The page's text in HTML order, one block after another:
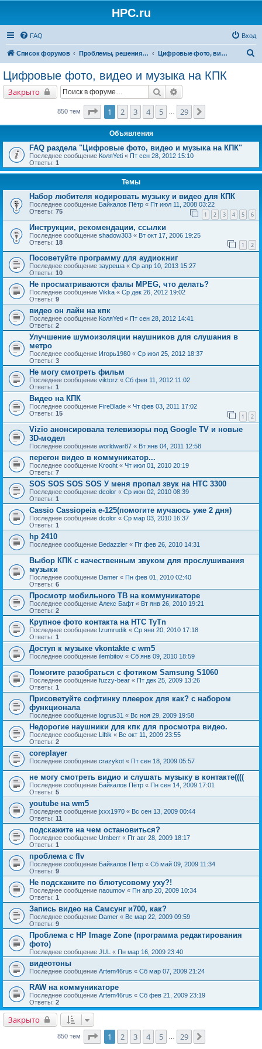
HPC.ru
FAQ Вход
Список форумов Проблемы, решения, советы Цифровые фото, видео и музыка на КПК
Цифровые фото, видео и музыка на КПК
Закрыто Поиск
850 тем Страница1 из
1 2 3 4 5 29
Объявления
FAQ раздела "Цифровые фото, видео и музыка на КПК"
Последнее сообщение КоляYeti « Пт сен 28, 2012 15:10
Ответы: 1
Темы
Набор любителя кодировать музыку и видео для КПК
Последнее сообщение Байкалов Пётр « Пт июл 11, 2008 03:22
Ответы: 75 1 2 3 4 5 6
Инструкции, рекомендации, ссылки
Последнее сообщение shadow303 « Вт окт 17, 2006 19:25
Ответы: 18 1 2
Посоветуйте программу для аудиокниг
Последнее сообщение зауреша « Ср апр 10, 2013 15:27
Ответы: 10
Не просматриваются фалы MPEG, что делать?
Последнее сообщение Vikka « Ср дек 26, 2012 19:02
Ответы: 9
видео он лайн на кпк
Последнее сообщение КоляYeti « Пт сен 28, 2012 14:41
Ответы: 2
Улучшение шумоизоляции наушников для слушания в
метро
Последнее сообщение Игорь1980 « Ср июл 25, 2012 18:37
Ответы: 3
Не могу смотреть фильм
Последнее сообщение viktorz « Сб фев 11, 2012 11:02
Ответы: 1
Видео на КПК
Последнее сообщение FireBlade « Чт фев 03, 2011 17:02
Ответы: 15 1 2
Vizio анонсировала телевизоры под Google TV и новые
3D-модел
Последнее сообщение worldwar87 « Вт янв 04, 2011 12:58
перегон видео в коммуникатор...
Последнее сообщение Krooht « Чт июл 01, 2010 20:19
Ответы: 7
SOS SOS SOS SOS У меня пропал звук на HTC 3300
Последнее сообщение dcolor « Ср июн 02, 2010 08:39
Ответы: 1
Cassio Cassiopeia e-125(помогите мучаюсь уже 2 дня)
Последнее сообщение dcolor « Ср мар 03, 2010 16:37
Ответы: 1
hp 2410
Последнее сообщение Bedazzler « Пт фев 26, 2010 14:31
Выбор КПК с качественным звуком для прослушивания
музыки
Последнее сообщение Damer « Пн фев 01, 2010 02:40
Ответы: 6
Просмотр мобильного ТВ на коммуникаторе
Последнее сообщение Алекс Бафт « Вт янв 26, 2010 19:21
Ответы: 2
Крупное фото контакта на HTC TyTn
Последнее сообщение Izumrudik « Ср янв 20, 2010 17:18
Ответы: 1
Доступ к музыке vkontakte с wm5
Последнее сообщение ilembitov « Сб янв 09, 2010 18:59
Помогите разобраться с фотиком Samsung S1060
Последнее сообщение fuzzy-bear « Пт дек 25, 2009 13:26
Ответы: 1
Присоветуйте софтинку плеерок для как? с набором
функционала
Последнее сообщение logrus31 « Вс ноя 29, 2009 19:58
Недорогие наушники для кпк для просмотра видео.
Последнее сообщение Liftik « Вс окт 11, 2009 23:55
Ответы: 2
coreplayer
Последнее сообщение crazykot « Пт сен 18, 2009 05:57
не могу смотреть видио и слушать музыку в контакте((((
Последнее сообщение Байкалов Пётр « Пн сен 14, 2009 17:01
Ответы: 5
youtube на wm5
Последнее сообщение jxxx1970 « Вс сен 13, 2009 00:44
Ответы: 11
подскажите на чем остановиться?
Последнее сообщение Umberr « Пт авг 28, 2009 18:17
Ответы: 1
проблема с flv
Последнее сообщение Байкалов Пётр « Сб май 09, 2009 11:34
Ответы: 9
Не подскажите по блютусовому уху?!
Последнее сообщение naoumov « Пн апр 20, 2009 10:34
Ответы: 1
Запись видео на Самсунг и700, как?
Последнее сообщение Damer « Вс мар 22, 2009 09:59
Ответы: 9
Проблема с HP Image Zone (программа редактирования
фото)
Последнее сообщение JUL « Пн мар 16, 2009 23:40
видеотоны
Последнее сообщение Artem46rus « Сб мар 07, 2009 21:24
RAW на коммуникаторе
Последнее сообщение Artem46rus « Сб фев 21, 2009 23:19
Ответы: 2
Закрыто
850 тем Страница1 из
1 2 3 4 5 29